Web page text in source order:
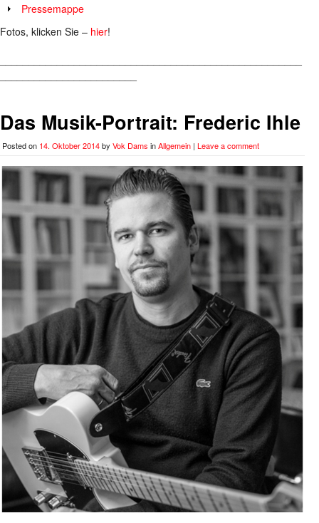
Pressemappe
Fotos, klicken Sie – hier!
Das Musik-Portrait: Frederic Ihle
Posted on 14. Oktober 2014by Vok Dams inAllgemein | Leave a comment